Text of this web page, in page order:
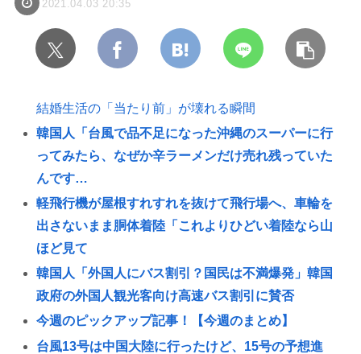
2021.04.03 20:35
結婚生活の「当たり前」が壊れる瞬間
韓国人「台風で品不足になった沖縄のスーパーに行
ってみたら、なぜか辛ラーメンだけ売れ残っていた
んです…
軽飛行機が屋根すれすれを抜けて飛行場へ、車輪を
出さないまま胴体着陸「これよりひどい着陸なら山
ほど見て
韓国人「外国人にバス割引？国民は不満爆発」韓国
政府の外国人観光客向け高速バス割引に賛否
今週のピックアップ記事！【今週のまとめ】
台風13号は中国大陸に行ったけど、15号の予想進